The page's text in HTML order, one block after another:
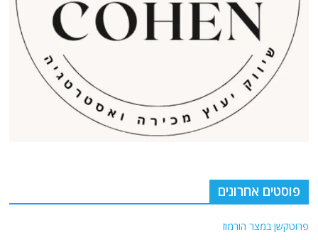
פוסטים אחרונים
פרוטקשן במצר הורמוז